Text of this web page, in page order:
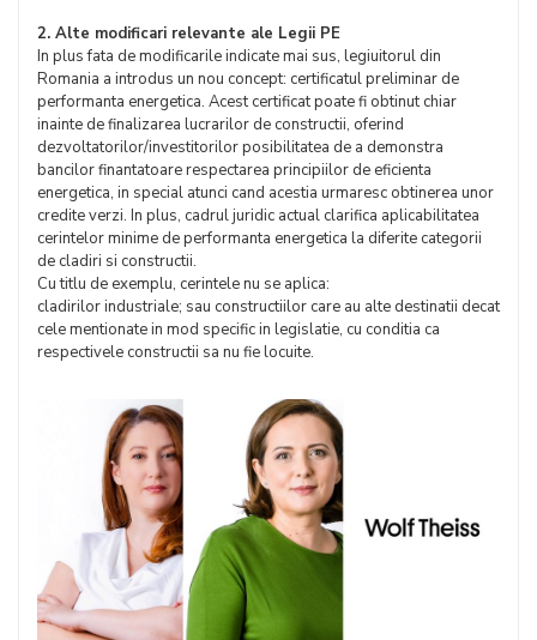
2. Alte modificari relevante ale Legii PE
In plus fata de modificarile indicate mai sus, legiuitorul din
Romania a introdus un nou concept: certificatul preliminar de
performanta energetica. Acest certificat poate fi obtinut chiar
inainte de finalizarea lucrarilor de constructii, oferind
dezvoltatorilor/investitorilor posibilitatea de a demonstra
bancilor finantatoare respectarea principiilor de eficienta
energetica, in special atunci cand acestia urmaresc obtinerea unor
credite verzi. In plus, cadrul juridic actual clarifica aplicabilitatea
cerintelor minime de performanta energetica la diferite categorii
de cladiri si constructii.
Cu titlu de exemplu, cerintele nu se aplica:
cladirilor industriale; sau constructiilor care au alte destinatii decat
cele mentionate in mod specific in legislatie, cu conditia ca
respectivele constructii sa nu fie locuite.